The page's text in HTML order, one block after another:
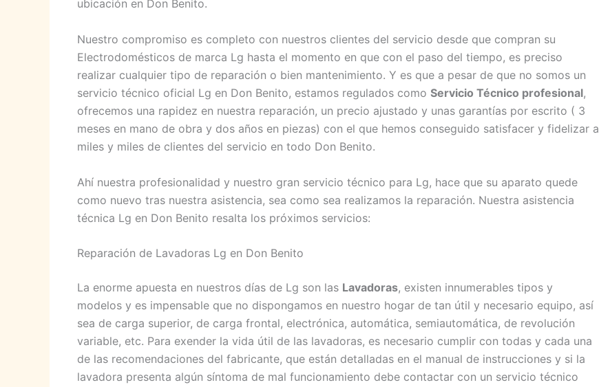
ubicación en Don Benito.
Nuestro compromiso es completo con nuestros clientes del servicio desde que compran su
Electrodomésticos de marca Lg hasta el momento en que con el paso del tiempo, es preciso
realizar cualquier tipo de reparación o bien mantenimiento. Y es que a pesar de que no somos un
servicio técnico oficial Lg en Don Benito, estamos regulados como Servicio Técnico profesional,
ofrecemos una rapidez en nuestra reparación, un precio ajustado y unas garantías por escrito ( 3
meses en mano de obra y dos años en piezas) con el que hemos conseguido satisfacer y fidelizar a
miles y miles de clientes del servicio en todo Don Benito.
Ahí nuestra profesionalidad y nuestro gran servicio técnico para Lg, hace que su aparato quede
como nuevo tras nuestra asistencia, sea como sea realizamos la reparación. Nuestra asistencia
técnica Lg en Don Benito resalta los próximos servicios:
Reparación de Lavadoras Lg en Don Benito
La enorme apuesta en nuestros días de Lg son las Lavadoras, existen innumerables tipos y
modelos y es impensable que no dispongamos en nuestro hogar de tan útil y necesario equipo, así
sea de carga superior, de carga frontal, electrónica, automática, semiautomática, de revolución
variable, etc. Para exender la vida útil de las lavadoras, es necesario cumplir con todas y cada una
de las recomendaciones del fabricante, que están detalladas en el manual de instrucciones y si la
lavadora presenta algún síntoma de mal funcionamiento debe contactar con un servicio técnico